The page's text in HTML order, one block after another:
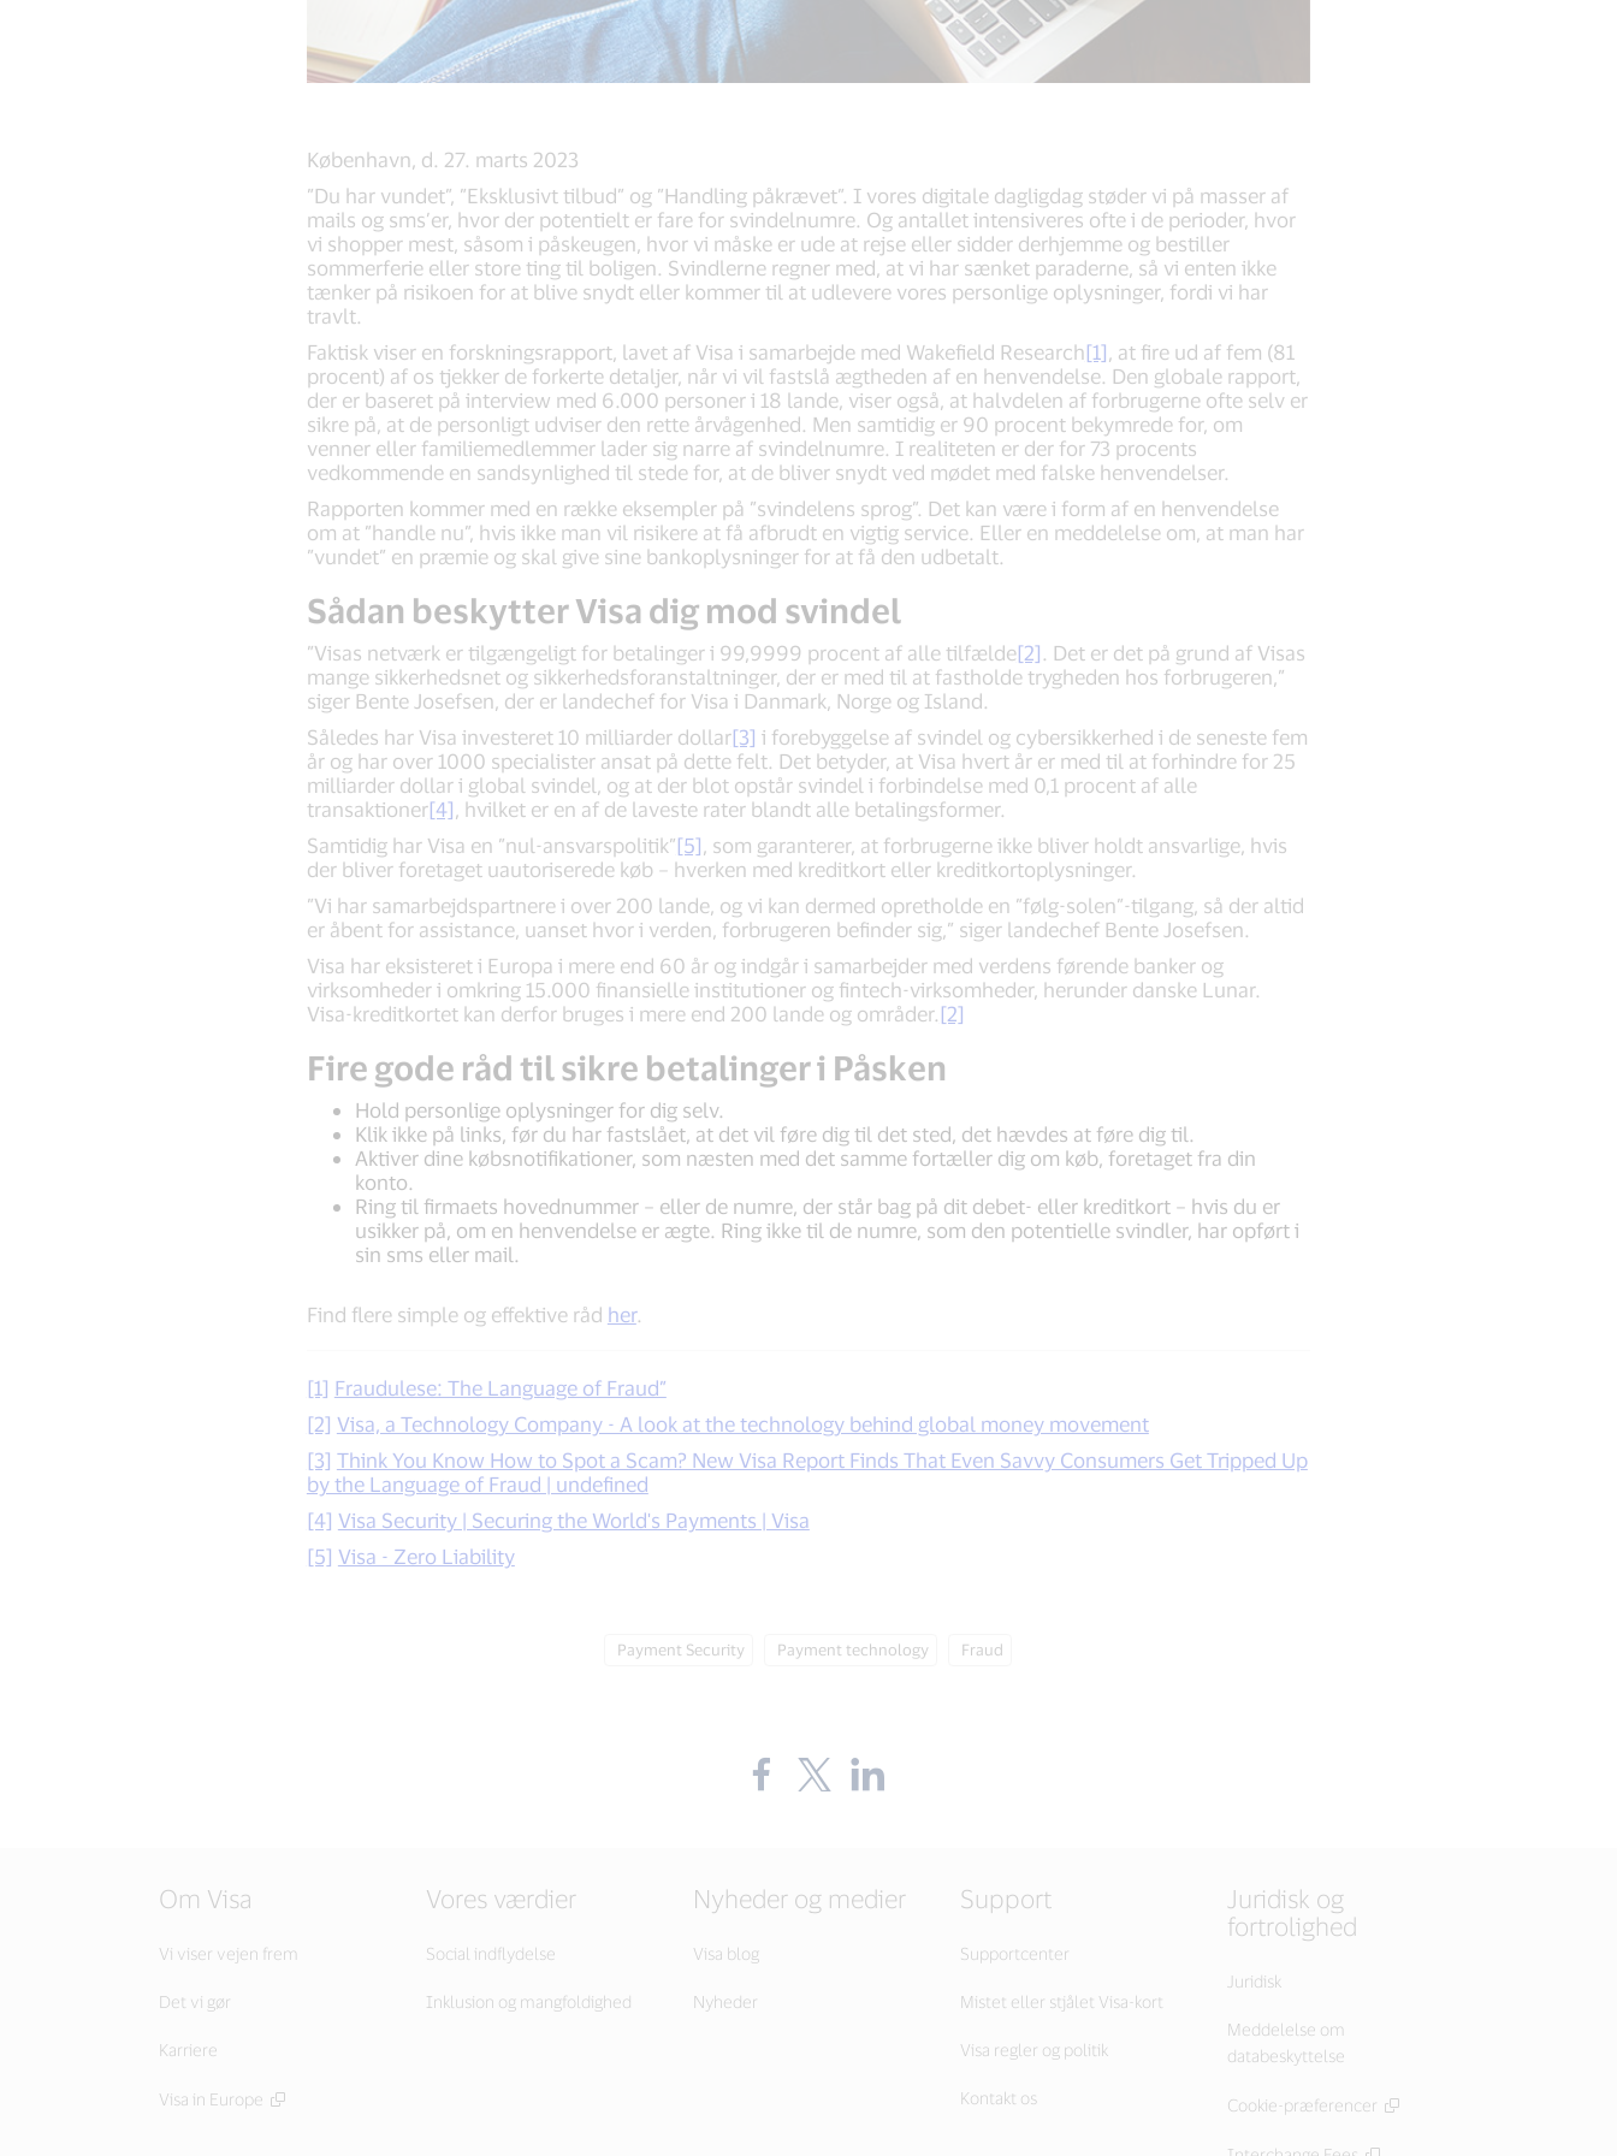
København, d. 27. marts 2023
”Du har vundet”, ”Eksklusivt tilbud” og ”Handling påkrævet”. I vores digitale dagligdag støder vi på masser af
mails og sms’er, hvor der potentielt er fare for svindelnumre. Og antallet intensiveres ofte i de perioder, hvor
vi shopper mest, såsom i påskeugen, hvor vi måske er ude at rejse eller sidder derhjemme og bestiller
sommerferie eller store ting til boligen. Svindlerne regner med, at vi har sænket paraderne, så vi enten ikke
tænker på risikoen for at blive snydt eller kommer til at udlevere vores personlige oplysninger, fordi vi har
travlt.
Faktisk viser en forskningsrapport, lavet af Visa i samarbejde med Wakefield Research[1] , at fire ud af fem (81
procent) af os tjekker de forkerte detaljer, når vi vil fastslå ægtheden af en henvendelse. Den globale rapport,
der er baseret på interview med 6.000 personer i 18 lande, viser også, at halvdelen af forbrugerne ofte selv er
sikre på, at de personligt udviser den rette årvågenhed. Men samtidig er 90 procent bekymrede for, om
venner eller familiemedlemmer lader sig narre af svindelnumre. I realiteten er der for 73 procents
vedkommende en sandsynlighed til stede for, at de bliver snydt ved mødet med falske henvendelser.
Rapporten kommer med en række eksempler på ”svindelens sprog”. Det kan være i form af en henvendelse
om at ”handle nu”, hvis ikke man vil risikere at få afbrudt en vigtig service. Eller en meddelelse om, at man har
”vundet” en præmie og skal give sine bankoplysninger for at få den udbetalt.
Sådan beskytter Visa dig mod svindel
”Visas netværk er tilgængeligt for betalinger i 99,9999 procent af alle tilfælde[2] . Det er det på grund af Visas
mange sikkerhedsnet og sikkerhedsforanstaltninger, der er med til at fastholde trygheden hos forbrugeren,”
siger Bente Josefsen, der er landechef for Visa i Danmark, Norge og Island.
Således har Visa investeret 10 milliarder dollar[3] i forebyggelse af svindel og cybersikkerhed i de seneste fem
år og har over 1000 specialister ansat på dette felt. Det betyder, at Visa hvert år er med til at forhindre for 25
milliarder dollar i global svindel, og at der blot opstår svindel i forbindelse med 0,1 procent af alle
transaktioner[4] , hvilket er en af de laveste rater blandt alle betalingsformer.
Samtidig har Visa en ”nul-ansvarspolitik”[5] , som garanterer, at forbrugerne ikke bliver holdt ansvarlige, hvis
der bliver foretaget uautoriserede køb – hverken med kreditkort eller kreditkortoplysninger.
”Vi har samarbejdspartnere i over 200 lande, og vi kan dermed opretholde en ”følg-solen”-tilgang, så der altid
er åbent for assistance, uanset hvor i verden, forbrugeren befinder sig,” siger landechef Bente Josefsen.
Visa har eksisteret i Europa i mere end 60 år og indgår i samarbejder med verdens førende banker og
virksomheder i omkring 15.000 finansielle institutioner og fintech-virksomheder, herunder danske Lunar.
Visa-kreditkortet kan derfor bruges i mere end 200 lande og områder. [2]
Fire gode råd til sikre betalinger i Påsken
Hold personlige oplysninger for dig selv.
Klik ikke på links, før du har fastslået, at det vil føre dig til det sted, det hævdes at føre dig til.
Aktiver dine købsnotifikationer, som næsten med det samme fortæller dig om køb, foretaget fra din
konto.
Ring til firmaets hovednummer – eller de numre, der står bag på dit debet- eller kreditkort – hvis du er
usikker på, om en henvendelse er ægte. Ring ikke til de numre, som den potentielle svindler, har opført i
sin sms eller mail.
Find flere simple og effektive råd her.
[1] Fraudulese: The Language of Fraud”
[2] Visa, a Technology Company - A look at the technology behind global money movement
[3] Think You Know How to Spot a Scam? New Visa Report Finds That Even Savvy Consumers Get Tripped Up
by the Language of Fraud | undefined
[4] Visa Security | Securing the World's Payments | Visa
[5] Visa - Zero Liability
Tag:
Payment Security Tag:
Payment technology Tag:
Fraud
Share
the
open
Share
the
open
the
open
window).
Om Visa
Vi viser vejen frem
Det vi gør
Karriere
Visa in Europe
Vores værdier
Social indflydelse
Inklusion og mangfoldighed
Nyheder og medier
Visa blog
Nyheder
Support
Supportcenter
Mistet eller stjålet Visa-kort
Visa regler og politik
Kontakt os
Juridisk og
fortrolighed
Juridisk
Meddelelse om
databeskyttelse
Cookie-præferencer